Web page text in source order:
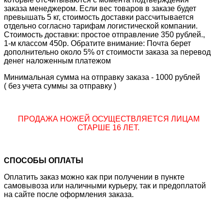
заказа менеджером. Если вес товаров в заказе будет
превышать 5 кг, стоимость доставки рассчитывается
отдельно согласно тарифам логистической компании.
Стоимость доставки: простое отправление 350 рублей.,
1-м классом 450р. Обратите внимание: Почта берет
дополнительно около 5% от стоимости заказа за перевод
денег наложенным платежом
Минимальная сумма на отправку заказа - 1000 рублей
( без учета суммы за отправку )
ПРОДАЖА НОЖЕЙ ОСУЩЕСТВЛЯЕТСЯ ЛИЦАМ
СТАРШЕ 16 ЛЕТ.
СПОСОБЫ ОПЛАТЫ
Оплатить заказ можно как при получении в пункте
самовывоза или наличными курьеру, так и предоплатой
на сайте после оформления заказа.